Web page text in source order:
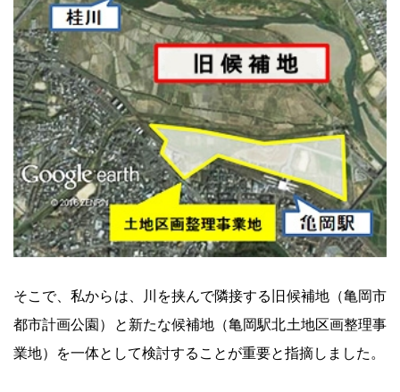
そこで、私からは、川を挟んで隣接する旧候補地（亀岡市
都市計画公園）と新たな候補地（亀岡駅北土地区画整理事
業地）を一体として検討することが重要と指摘しました。